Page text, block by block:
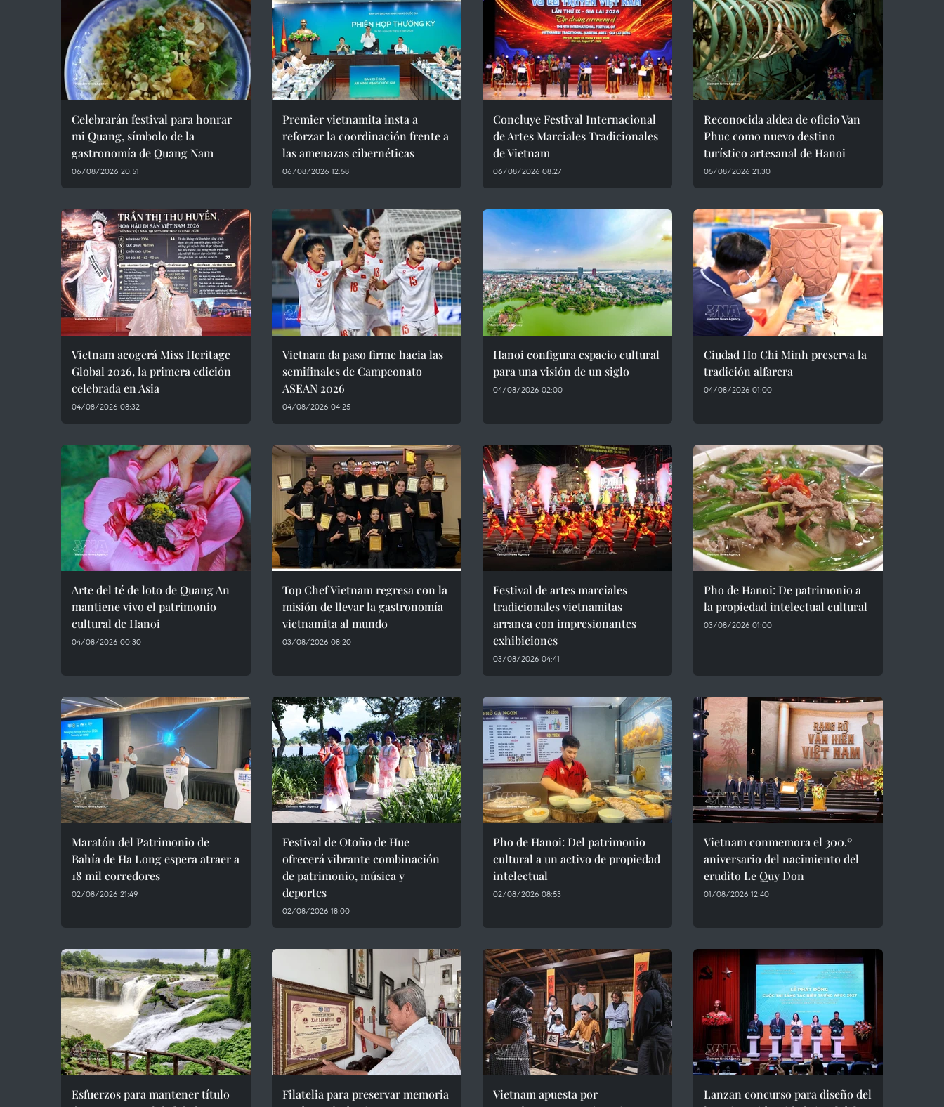
Celebrarán festival para honrar
mi Quang, símbolo de la
gastronomía de Quang Nam
06/08/2026 20:51
Premier vietnamita insta a
reforzar la coordinación frente a
las amenazas cibernéticas
06/08/2026 12:58
Concluye Festival Internacional
de Artes Marciales Tradicionales
de Vietnam
06/08/2026 08:27
Reconocida aldea de oficio Van
Phuc como nuevo destino
turístico artesanal de Hanoi
05/08/2026 21:30
Vietnam acogerá Miss Heritage
Global 2026, la primera edición
celebrada en Asia
04/08/2026 08:32
Vietnam da paso firme hacia las
semifinales de Campeonato
ASEAN 2026
04/08/2026 04:25
Hanoi configura espacio cultural
para una visión de un siglo
04/08/2026 02:00
Ciudad Ho Chi Minh preserva la
tradición alfarera
04/08/2026 01:00
Arte del té de loto de Quang An
mantiene vivo el patrimonio
cultural de Hanoi
04/08/2026 00:30
Top Chef Vietnam regresa con la
misión de llevar la gastronomía
vietnamita al mundo
03/08/2026 08:20
Festival de artes marciales
tradicionales vietnamitas
arranca con impresionantes
exhibiciones
03/08/2026 04:41
Pho de Hanoi: De patrimonio a
la propiedad intelectual cultural
03/08/2026 01:00
Maratón del Patrimonio de
Bahía de Ha Long espera atraer a
18 mil corredores
02/08/2026 21:49
Festival de Otoño de Hue
ofrecerá vibrante combinación
de patrimonio, música y
deportes
02/08/2026 18:00
Pho de Hanoi: Del patrimonio
cultural a un activo de propiedad
intelectual
02/08/2026 08:53
Vietnam conmemora el 300.º
aniversario del nacimiento del
erudito Le Quy Don
01/08/2026 12:40
Esfuerzos para mantener título
Filatelia para preservar memoria
Vietnam apuesta por
Lanzan concurso para diseño del